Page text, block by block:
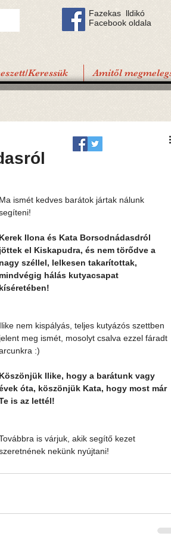
Fazekas lldikó
Facebook oldala
Keressük Amitől
Ma ismét kedves barátok jártak nálunk
Kerek Ilona és Kata Borsodnádasdról
jöttek el Kiskapudra, és nem törődve a
nagy széllel, lelkesen takarítottak,
mindvégig hálás kutyacsapat
kíséretében!
Ilike nem kispályás, teljes kutyázós szettben
jelent meg ismét, mosolyt csalva ezzel fáradt
:)
Köszönjük Ilike, hogy a barátunk vagy
óta, köszönjük Kata, hogy most már
is az lettél!
is várjuk, akik segítő kezet
nekünk nyújtani!